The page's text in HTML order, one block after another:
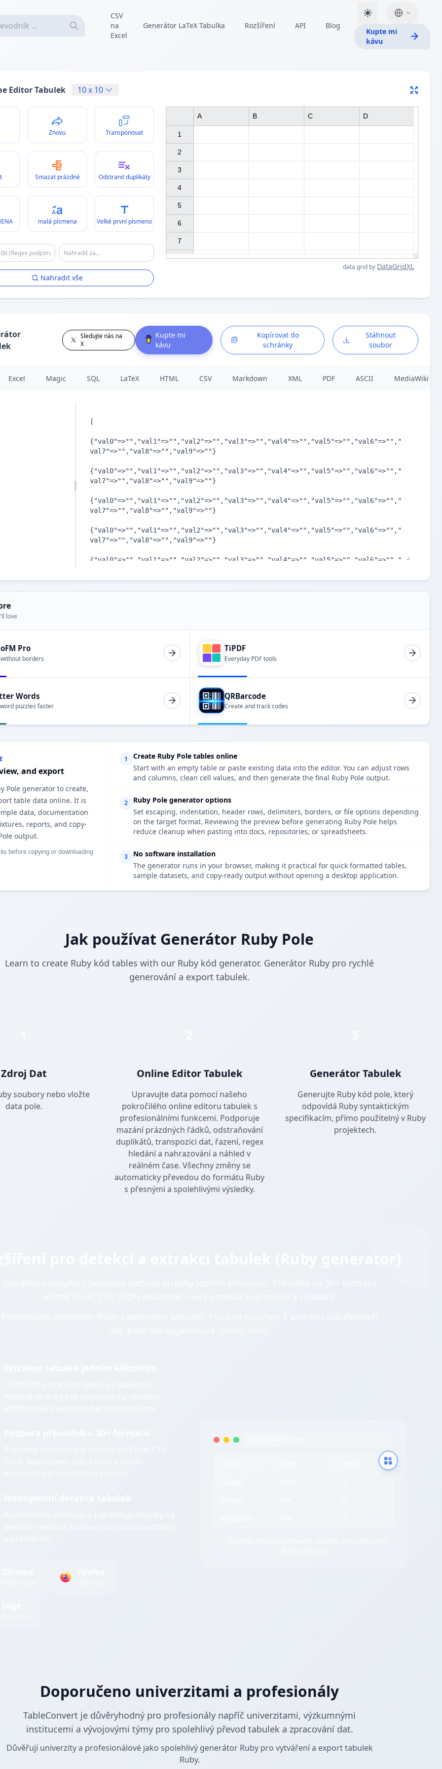
CSV
na
Excel
Generátor LaTeX Tabulka Rozšíření API Blog
Kupte mi
kávu
Editor Tabulek 10x 10
Znovu Transponovat
Smazat prázdné Odstranit duplikáty
malá písmena Velké první písmeno
Nahradit vše
1
2
3
4
5
6
7
A B C D
data grid by DataGridXL
Sledujte nás na
X
Kupte mi
kávu
Kopírovat do
schránky
Stáhnout
soubor
Excel Magic SQL LaTeX HTML CSV Markdown XML PDF ASCII MediaWiki
love
Pro
borders
TiPDF
Everyday PDF tools
Words
puzzles faster
QRBarcode
Create and track codes
and export
Pole generator to create,
table data online. It is
data, documentation
reports, and copy-
output.
before copying or downloading
1
Create Ruby Pole tables online
Start with an empty table or paste existing data into the editor. You can adjust rows
and columns, clean cell values, and then generate the final Ruby Pole output.
2
Ruby Pole generator options
Set escaping, indentation, header rows, delimiters, borders, or file options depending
on the target format. Reviewing the preview before generating Ruby Pole helps
reduce cleanup when pasting into docs, repositories, or spreadsheets.
3
No software installation
The generator runs in your browser, making it practical for quick formatted tables,
sample datasets, and copy-ready output without opening a desktop application.
Jak používat Generátor Ruby Pole
Learn to create Ruby kód tables with our Ruby kód generator. Generátor Ruby pro rychlé
generování a export tabulek.
Zdroj Dat
soubory nebo vložte
data pole.
Online Editor Tabulek
Upravujte data pomocí našeho
pokročilého online editoru tabulek s
profesionálními funkcemi. Podporuje
mazání prázdných řádků, odstraňování
duplikátů, transpozici dat, řazení, regex
hledání a nahrazování a náhled v
reálném čase. Všechny změny se
automaticky převedou do formátu Ruby
s přesnými a spolehlivými výsledky.
Generátor Tabulek
Generujte Ruby kód pole, který
odpovídá Ruby syntaktickým
specifikacím, přímo použitelný v Ruby
projektech.
Doporučeno univerzitami a profesionály
TableConvert je důvěryhodný pro profesionály napříč univerzitami, výzkumnými
institucemi a vývojovými týmy pro spolehlivý převod tabulek a zpracování dat.
Důvěřují univerzity a profesionálové jako spolehlivý generátor Ruby pro vytváření a export tabulek
Ruby.